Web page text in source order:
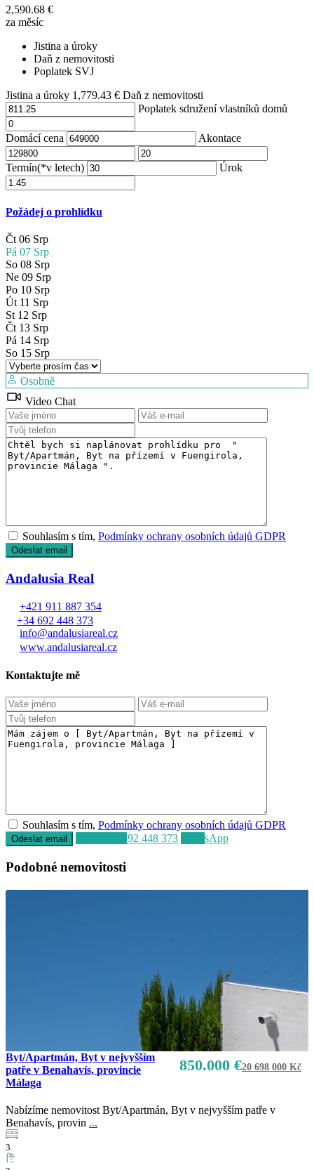
2,590.68 €
za měsíc
Jistina a úroky
Daň z nemovitosti
Poplatek SVJ
Jistina a úroky 1,779.43 €Daň z nemovitosti
Poplatek sdružení vlastníků domů
Domácí cena Akontace
Termín(*v letech) Úrok
Požádej o prohlídku
Čt 06 Srp
Pá 07 Srp
So 08 Srp
Ne 09 Srp
Po 10 Srp
Út 11 Srp
St 12 Srp
Čt 13 Srp
Pá 14 Srp
So 15 Srp
Osobně
Video Chat
Souhlasím s tím,Podmínky ochrany osobních údajů GDPR
Andalusia Real
+421 911 887 354
+34 692 448 373
info@andalusiareal.cz
www.andalusiareal.cz
Kontaktujte mě
Souhlasím s tím,Podmínky ochrany osobních údajů GDPR
+34 692 448 373 WhatsApp
Podobné nemovitosti
850.000 €20 698 000 Kč
Byt/Apartmán, Byt v nejvyšším
patře v Benahavís, provincie
Málaga
Nabízíme nemovitost Byt/Apartmán, Byt v nejvyšším patře v
Benahavís, provin ...
3